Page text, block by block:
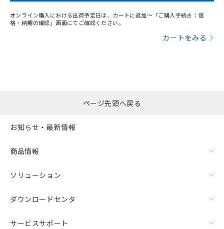
オンライン購入における出荷予定日は、カートに追加～「ご購入手続き：価
格・納期の確認」画面にてご確認ください。
カートをみる
ページ先頭へ戻る
お知らせ・最新情報
商品情報
ソリューション
ダウンロードセンタ
サービスサポート